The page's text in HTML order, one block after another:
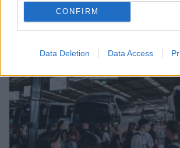
CONFIRM
Data Deletion Data Access